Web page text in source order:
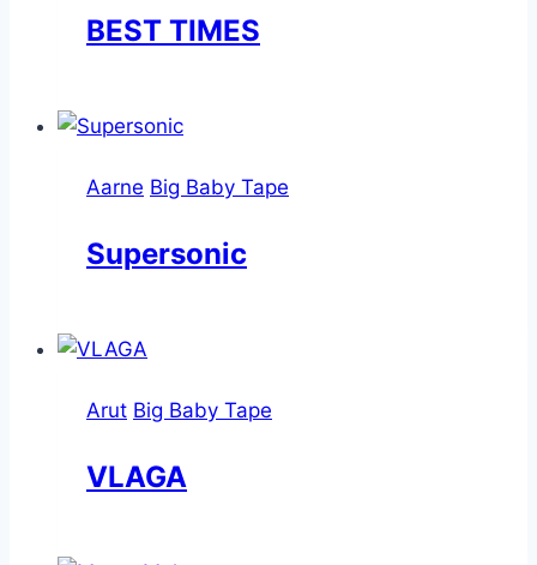
BEST TIMES
Aarne Big Baby Tape
Supersonic
Arut Big Baby Tape
VLAGA